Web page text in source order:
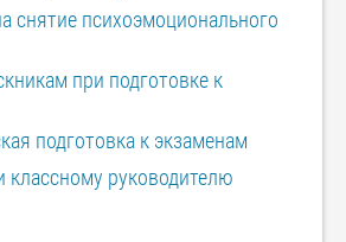
снятие психоэмоционального
при подготовке к
подготовка к экзаменам
классному руководителю